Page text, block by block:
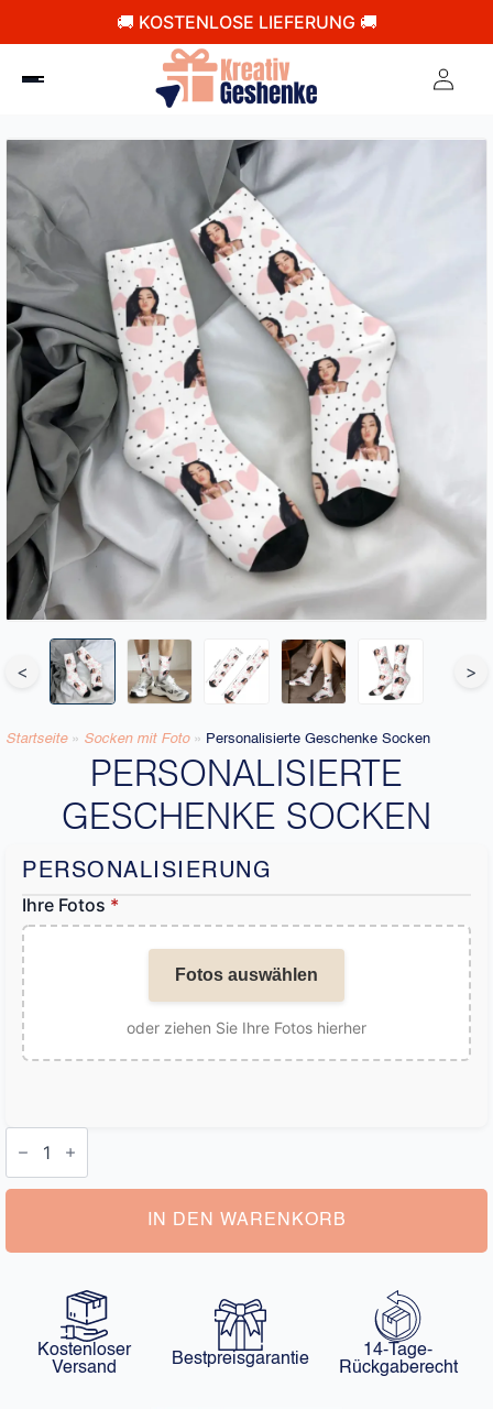
🚚 KOSTENLOSE LIEFERUNG 🚚
< >
Startseite » Socken mit Foto » Personalisierte Geschenke Socken
PERSONALISIERTE
GESCHENKE SOCKEN
PERSONALISIERUNG
Ihre Fotos *
Fotos auswählen
oder ziehen Sie Ihre Fotos hierher
Personalisierte
Geschenke
Socken
Menge
IN DEN WARENKORB
Kostenloser
Versand
Bestpreisgarantie
14-Tage-
Rückgaberecht